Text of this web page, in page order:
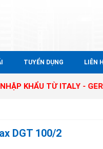
TUYỂN DỤNG LIÊN
TỪ ITALY - GERMANY
DGT 100/2